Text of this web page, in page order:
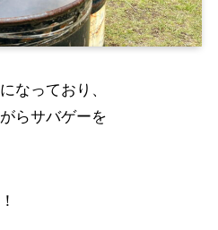
なっており、
らサバゲーを